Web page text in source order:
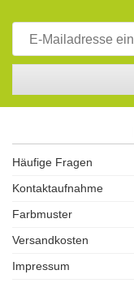
Häufige Fragen
Kontaktaufnahme
Farbmuster
Versandkosten
Impressum